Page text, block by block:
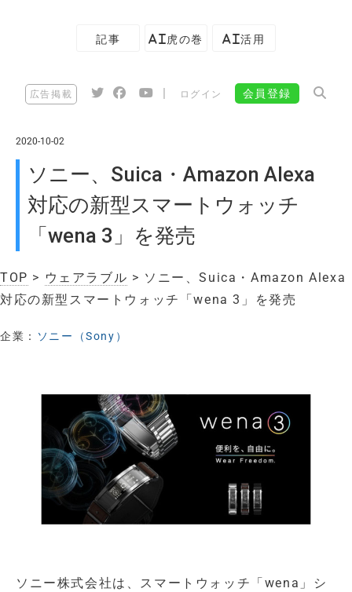
記事 AI虎の巻 AI活用
広告掲載 ログイン 会員登録
2020-10-02
ソニー、Suica・Amazon Alexa
対応の新型スマートウォッチ
「wena 3」を発売
TOP > ウェアラブル > ソニー、Suica・Amazon Alexa
対応の新型スマートウォッチ「wena 3」を発売
企業： ソニー（Sony）
ソニー株式会社は、スマートウォッチ「wena」シ